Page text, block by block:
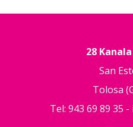
28
San
Tolosa
Tel: 943 69 89 35 -